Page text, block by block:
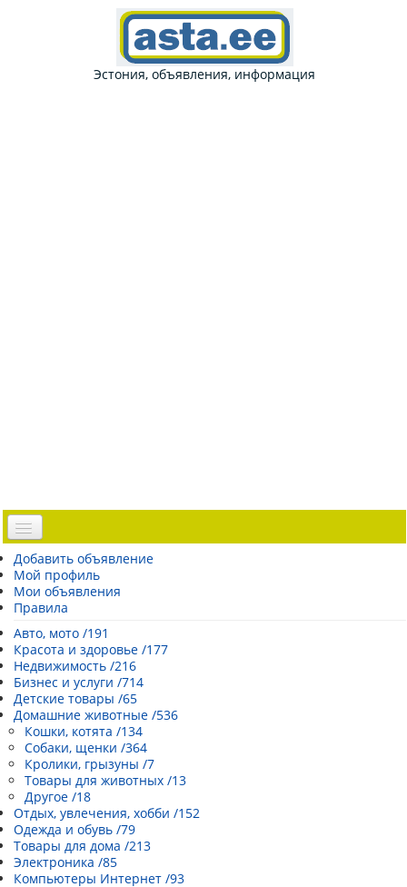
Эстония, объявления, информация
Доска объявлений
Погода Эстонии
Открытки
Каталог сайтов
| Регистрация |
Добавить объявление
Мой профиль
Мои объявления
Правила
Авто, мото /191
Красота и здоровье /177
Недвижимость /216
Бизнес и услуги /714
Детские товары /65
Домашние животные /536
Кошки, котята /134
Собаки, щенки /364
Кролики, грызуны /7
Товары для животных /13
Другое /18
Отдых, увлечения, хобби /152
Одежда и обувь /79
Товары для дома /213
Электроника /85
Компьютеры Интернет /93